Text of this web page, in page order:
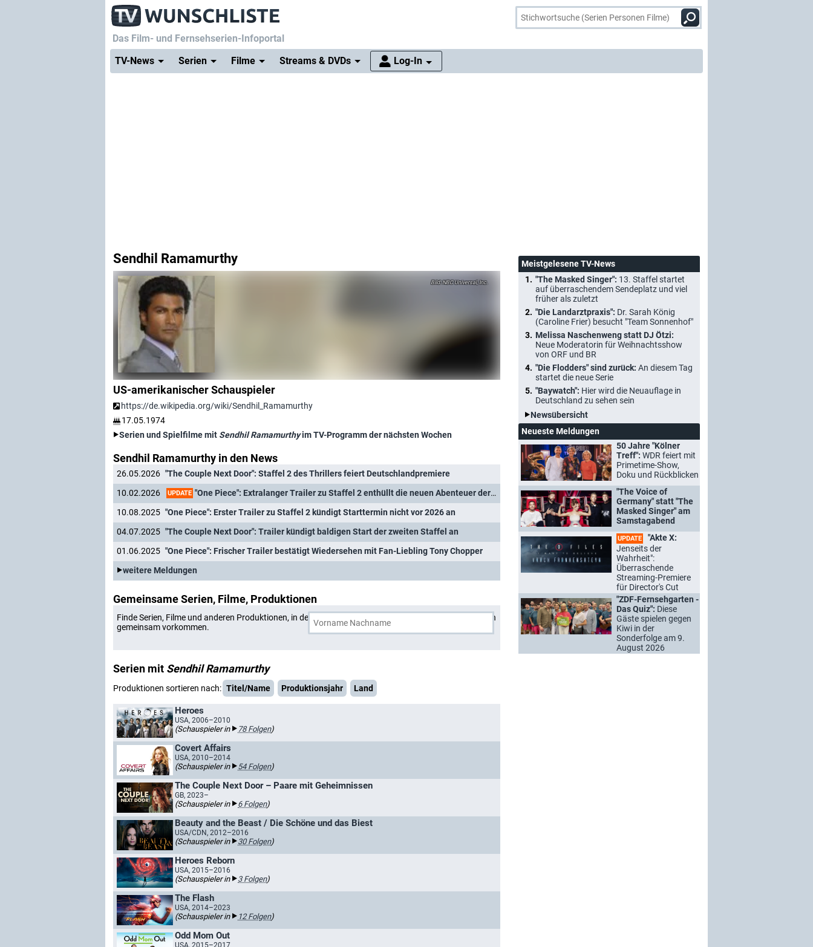
Das Film- und Fernsehserien-Infoportal
TV-News
Serien Filme Streams & DVDs Log-In
Sendhil Ramamurthy
NBC Universal, Inc.
US-amerikanischer Schauspieler
https://de.wikipedia.org/wiki/Sendhil_Ramamurthy
17.05.1974
Serien und Spielfilme mit Sendhil Ramamurthyim TV-Programm der nächsten Wochen
Sendhil Ramamurthy in den News
26.05.2026 "The Couple Next Door": Staffel 2 des Thrillers feiert Deutschlandpremiere
10.02.2026
UPDATE "One Piece": Extralanger Trailer zu Staffel 2 enthüllt die neuen Abenteuer der Strohhut-Piraten
10.08.2025 "One Piece": Erster Trailer zu Staffel 2 kündigt Starttermin nicht vor 2026 an
04.07.2025 "The Couple Next Door": Trailer kündigt baldigen Start der zweiten Staffel an
01.06.2025 "One Piece": Frischer Trailer bestätigt Wiedersehen mit Fan-Liebling Tony Chopper
weitere Meldungen
Gemeinsame Serien, Filme, Produktionen
Finde Serien, Filme und anderen Produktionen, in denen Sendhil Ramamurthy
und eine weitere Person
gemeinsam vorkommen.
Serien mit Sendhil Ramamurthy
Produktionen sortieren nach: Titel/Name Produktionsjahr Land
Heroes
USA, 2006–2010
(Schauspieler in 78 Folgen)
Covert Affairs
USA, 2010–2014
(Schauspieler in 54 Folgen)
The Couple Next Door – Paare mit Geheimnissen
GB, 2023–
(Schauspieler in 6 Folgen)
Beauty and the Beast / Die Schöne und das Biest
USA/CDN, 2012–2016
(Schauspieler in 30 Folgen)
Heroes Reborn
USA, 2015–2016
(Schauspieler in 3 Folgen)
The Flash
USA, 2014–2023
(Schauspieler in 12 Folgen)
Odd Mom Out
USA, 2015–2017
Meistgelesene TV-News
"The Masked Singer": 13. Staffel startet
auf überraschendem Sendeplatz und viel
früher als zuletzt
"Die Landarztpraxis": Dr. Sarah König
(Caroline Frier) besucht "Team Sonnenhof"
Melissa Naschenweng statt DJ Ötzi:
Neue Moderatorin für Weihnachtsshow
von ORF und BR
"Die Flodders" sind zurück: An diesem Tag
startet die neue Serie
"Baywatch": Hier wird die Neuauflage in
Deutschland zu sehen sein
Newsübersicht
Neueste Meldungen
50 Jahre "Kölner
Treff": WDR feiert mit
Primetime-Show,
Doku und Rückblicken
"The Voice of
Germany" statt "The
Masked Singer" am
Samstagabend
UPDATE
"Akte X:
Jenseits der
Wahrheit":
Überraschende
Streaming-Premiere
für Director's Cut
"ZDF-Fernsehgarten -
Das Quiz": Diese
Gäste spielen gegen
Kiwi in der
Sonderfolge am 9.
August 2026